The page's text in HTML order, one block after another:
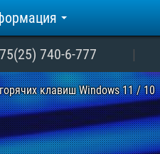
740-6-777
клавиш Windows 11 / 10